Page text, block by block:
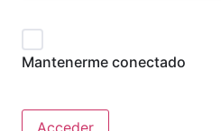
Mantenerme conectado